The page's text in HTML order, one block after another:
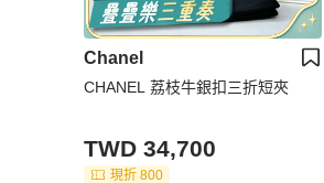
Chanel
CHANEL 荔枝牛銀扣三折短夾
TWD 34,700
現折 800